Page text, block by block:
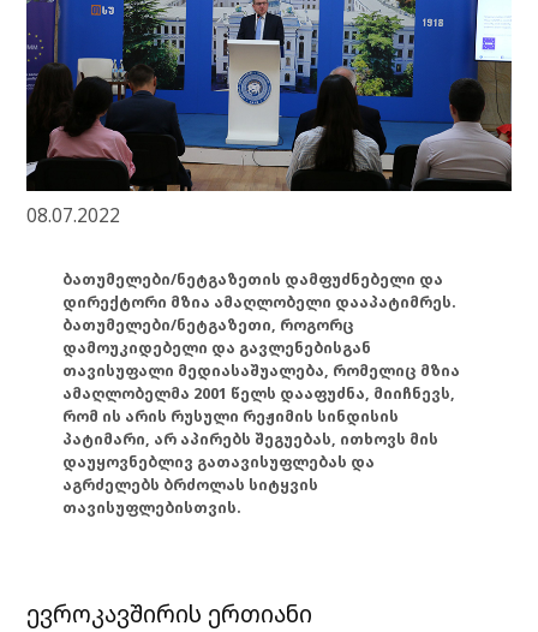
08.07.2022
ბათუმელები/ნეტგაზეთის დამფუძნებელი და
დირექტორი მზია ამაღლობელი დააპატიმრეს.
ბათუმელები/ნეტგაზეთი, როგორც
დამოუკიდებელი და გავლენებისგან
თავისუფალი მედიასაშუალება, რომელიც მზია
ამაღლობელმა 2001 წელს დააფუძნა, მიიჩნევს,
რომ ის არის რუსული რეჟიმის სინდისის
პატიმარი, არ აპირებს შეგუებას, ითხოვს მის
დაუყოვნებლივ გათავისუფლებას და
აგრძელებს ბრძოლას სიტყვის
თავისუფლებისთვის.
ევროკავშირის ერთიანი